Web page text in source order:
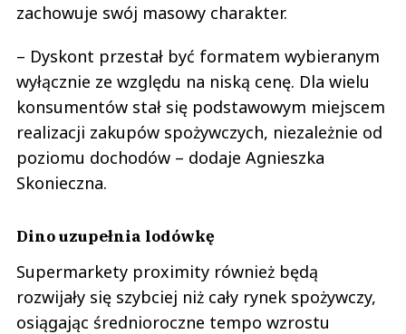
zachowuje swój masowy charakter.
– Dyskont przestał być formatem wybieranym
wyłącznie ze względu na niską cenę. Dla wielu
konsumentów stał się podstawowym miejscem
realizacji zakupów spożywczych, niezależnie od
poziomu dochodów – dodaje Agnieszka
Skonieczna.
Dino uzupełnia lodówkę
Supermarkety proximity również będą
rozwijały się szybciej niż cały rynek spożywczy,
osiągając średnioroczne tempo wzrostu